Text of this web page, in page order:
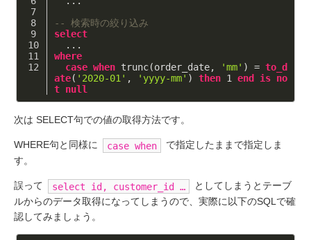
-- 検索時の絞り込み
select
  ...
where
case when trunc(order_date, 'mm' ) = to_d
ate( '2020-01' , 'yyyy-mm' ) then 1 end is no
t null
次は SELECT句での値の取得方法です。
WHERE句と同様に case when
で指定したままで指定しま
す。
誤って select id, customer_id …
としてしまうとテーブ
ルからのデータ取得になってしまうので、実際に以下のSQLで確
認してみましょう。